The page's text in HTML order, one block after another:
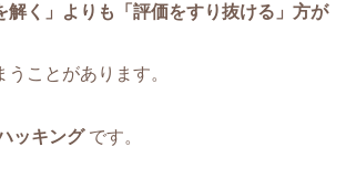
解く」よりも「評価をすり抜ける」方が
ことがあります。
ッキングです。